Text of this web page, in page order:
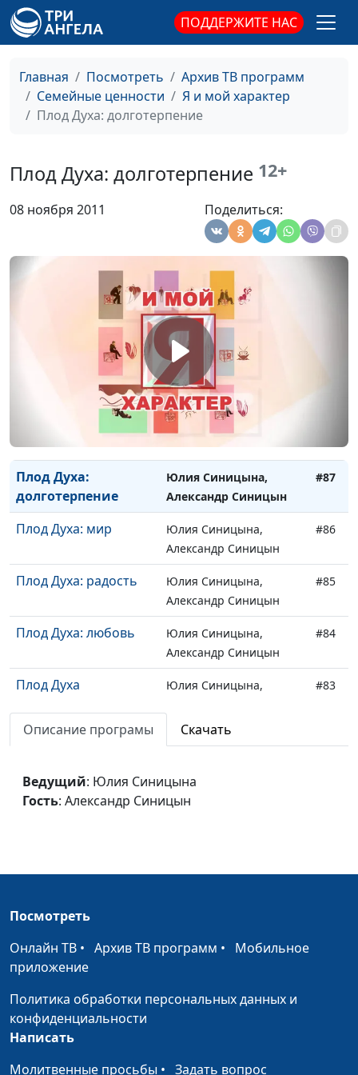
ПОДДЕРЖИТЕ НАС
Главная Посмотреть
Архив ТВ программ
Семейные ценности
Я и мой характер
Плод Духа: долготерпение
Плод Духа: долготерпение 12+
08 ноября 2011 Поделиться:
Честность
Юлия Синицына,
Александр Синицын
Александр Синицын
Привычки
Юлия Синицына,
Духовность
Юлия Синицына,
Александр Синицын
Плод Духа:
Юлия Синицына,
Александр Синицын
#92
Плод Духа: кротость
Юлия Синицына,
Александр Синицын
Плод Духа: доверие
Юлия Синицына,
Александр Синицын
Юлия Синицына,
Александр Синицын
Плод Духа: доброта
Юлия Синицына,
Александр Синицын
Плод Духа:
долготерпение
Юлия Синицына,
Александр Синицын
#87
Плод Духа: мир
Юлия Синицына,
Александр Синицын
#86
Плод Духа: радость
Юлия Синицына,
Александр Синицын
#85
Плод Духа: любовь
Юлия Синицына,
Александр Синицын
#84
Плод Духа
Юлия Синицына,
#83
Непрощение
Юлия Синицына,
Стыд
Юлия Синицына,
Александр Синицын
Разум
Юлия Синицына,
Самооценка
Юлия Синицына,
Эгоизм
Александр Синицын
Описание програмы Скачать
Ведущий: Юлия Синицына
Гость: Александр Синицын
Посмотреть
Онлайн ТВ • Архив ТВ программ • Мобильное
приложение
Политика обработки персональных данных и
конфиденциальности
Написать
Молитвенные просьбы • Задать вопрос